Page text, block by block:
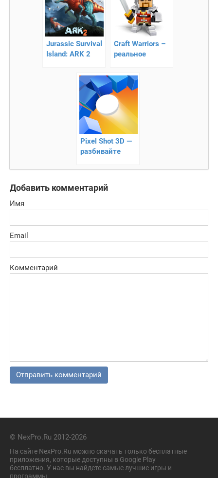
Jurassic Survival
Island: ARK 2
выживание
Craft Warriors –
реальное
Pixel Shot 3D —
разбивайте
помощью
шарика!
Добавить комментарий
Имя
Email
Комментарий
© NexPro.Ru 2012-2026
На сайте NexPro.Ru можно скачать только бесплатные
приложения, которые доступны в Google Play
бесплатно. У нас вы найдете самые лучшие игры и
программы.